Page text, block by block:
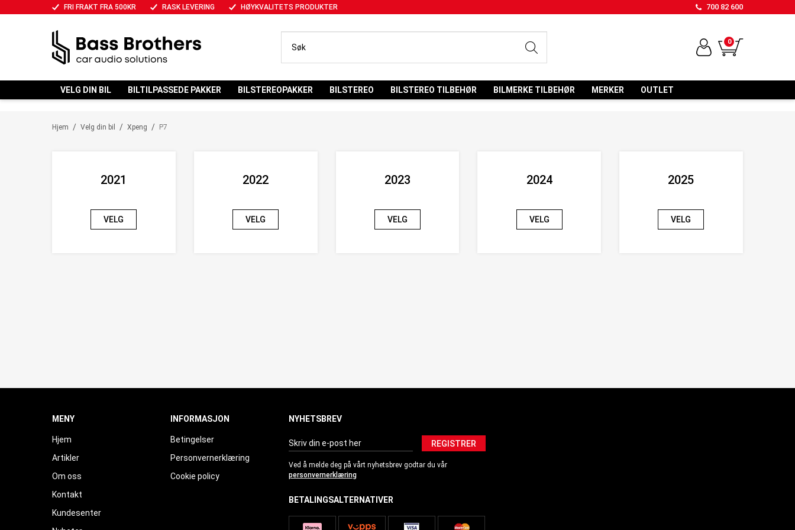
FRI FRAKT FRA 500KR RASK LEVERING HØYKVALITETS PRODUKTER 700 82 600
0
VELG DIN BIL BILTILPASSEDE PAKKER BILSTEREOPAKKER BILSTEREO BILSTEREO TILBEHØR BILMERKE TILBEHØR MERKER OUTLET
/
Hjem /
Velg din bil /
Xpeng P7
2021
VELG
2022
VELG
2023
VELG
2024
VELG
2025
VELG
MENY
Hjem
Artikler
Om oss
Kontakt
Kundesenter
INFORMASJON
Betingelser
Personvernerklæring
Cookie policy
NYHETSBREV
REGISTRER
Ved å melde deg på vårt nyhetsbrev godtar du vår
personvernerklæring
BETALINGSALTERNATIVER